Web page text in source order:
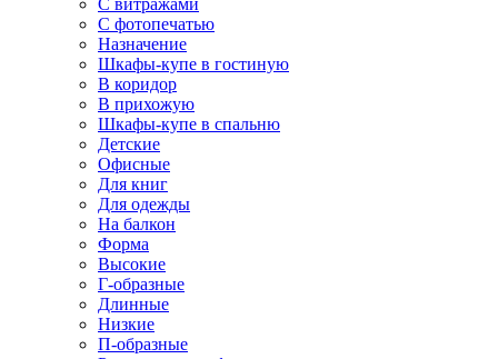
С витражами
С фотопечатью
Назначение
Шкафы-купе в гостиную
В коридор
В прихожую
Шкафы-купе в спальню
Детские
Офисные
Для книг
Для одежды
На балкон
Форма
Высокие
Г-образные
Длинные
Низкие
П-образные